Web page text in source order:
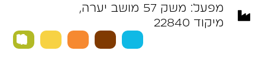
מפעל: ‬משק‭ ‬57‭ ‬מושב‭ ‬יערה,
מיקוד 22840 ‭